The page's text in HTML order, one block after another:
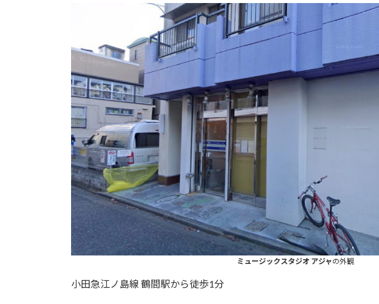
ミュージックスタジオ アジャの外観
小田急江ノ島線 鶴間駅から徒歩1分